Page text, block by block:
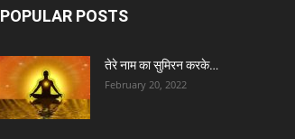
POPULAR POSTS
तेरे नाम का सुमिरन करके…
February 20, 2022